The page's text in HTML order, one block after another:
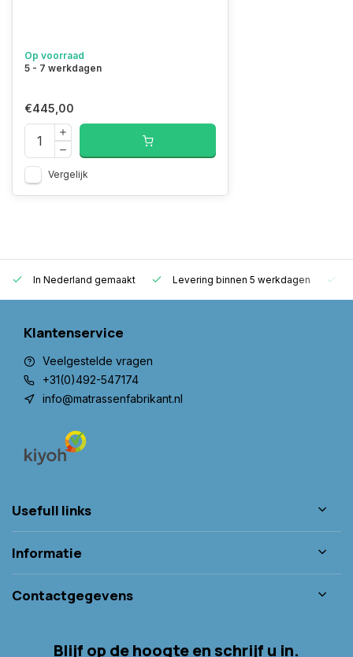
Op voorraad
5 - 7 werkdagen
€445,00
Vergelijk
In Nederland gemaakt Levering binnen 5 werkdagen
Klantenservice
Veelgestelde vragen
+31(0)492-547174
info@matrassenfabrikant.nl
Usefull links
Informatie
Contactgegevens
Blijf op de hoogte en schrijf u in.